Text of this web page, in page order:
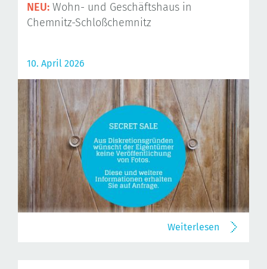
NEU: Wohn- und Geschäftshaus in
Chemnitz-Schloßchemnitz
10. April 2026
Weiterlesen